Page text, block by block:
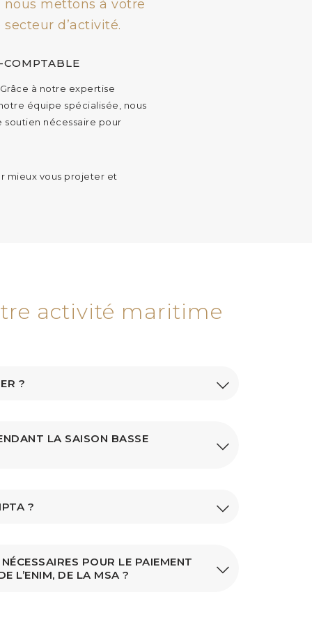
mettons à votre
d’activité.
à notre expertise
équipe spécialisée, nous
soutien nécessaire pour
mieux vous projeter et
activité maritime
?
LA SAISON BASSE
?
POUR LE PAIEMENT
L’ENIM, DE LA MSA ?